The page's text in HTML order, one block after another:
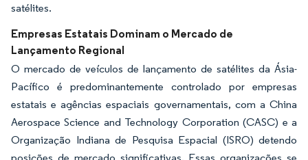
satélites.
Empresas Estatais Dominam o Mercado de
Lançamento Regional
O mercado de veículos de lançamento de satélites da Ásia-
Pacífico é predominantemente controlado por empresas
estatais e agências espaciais governamentais, com a China
Aerospace Science and Technology Corporation (CASC) e a
Organização Indiana de Pesquisa Espacial (ISRO) detendo